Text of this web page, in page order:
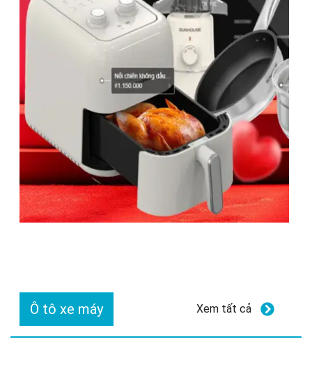
Ô tô xe máy Xem tất cả